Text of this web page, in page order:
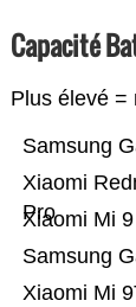
Capacité
Plus élevé =
Xiaomi Mi
Samsung
Xiaomi Mi
Xiaomi
Pro
Samsung